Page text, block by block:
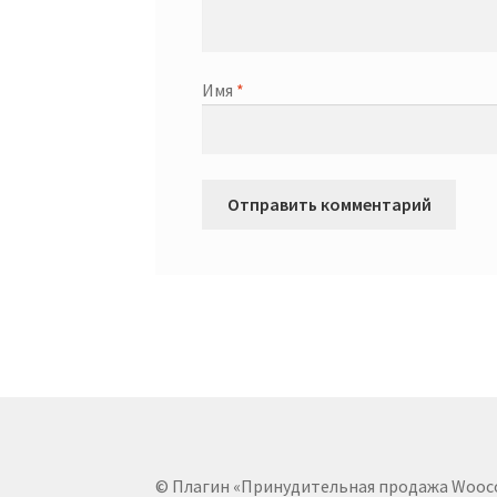
Имя *
© Плагин «Принудительная продажа